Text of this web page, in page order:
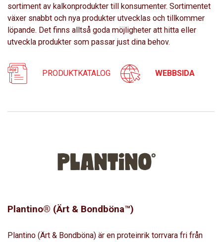
sortiment av kalkonprodukter till konsumenter. Sortimentet
växer snabbt och nya produkter utvecklas och tillkommer
löpande. Det finns alltså goda möjligheter att hitta eller
utveckla produkter som passar just dina behov.
PRODUKTKATALOG WEBBSIDA
Plantino® (Ärt & Bondböna™)
Plantino (Ärt & Bondböna) är en proteinrik torrvara fri från